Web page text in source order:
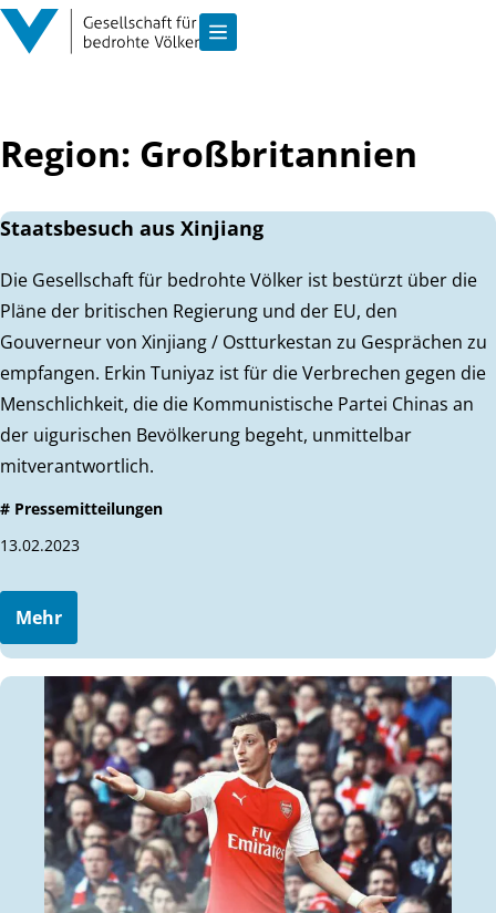
Zum Inhalt springen
Navigation anzeigen
Region: Großbritannien
Staatsbesuch aus Xinjiang
Die Gesellschaft für bedrohte Völker ist bestürzt über die
Pläne der britischen Regierung und der EU, den
Gouverneur von Xinjiang / Ostturkestan zu Gesprächen zu
empfangen. Erkin Tuniyaz ist für die Verbrechen gegen die
Menschlichkeit, die die Kommunistische Partei Chinas an
der uigurischen Bevölkerung begeht, unmittelbar
mitverantwortlich.
# Pressemitteilungen
13.02.2023
Mehr